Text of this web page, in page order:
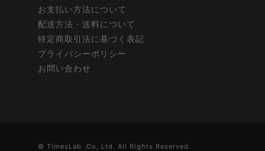
お支払い方法について
配送方法・送料について
特定商取引法に基づく表記
プライバシーポリシー
お問い合わせ
© TimesLab .Co,.Ltd. All Rights Reserved.